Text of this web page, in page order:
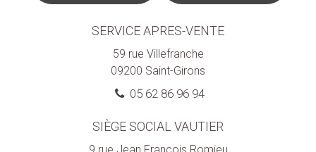
SERVICE APRES-VENTE
59 rue Villefranche
09200 Saint-Girons
05 62 86 96 94
SIÈGE SOCIAL VAUTIER